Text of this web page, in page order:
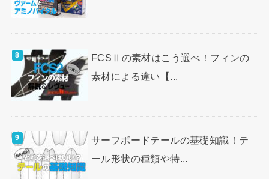
FCSⅡの素材はこう選べ！フィンの
素材による違い【...
サーフボードテールの基礎知識！テ
ール形状の種類や特...